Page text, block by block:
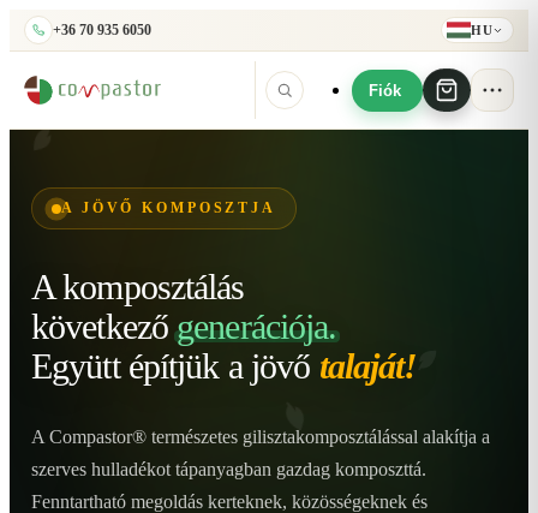
+36 70 935 6050 HU
Fiók
A JÖVŐ KOMPOSZTJA
A komposztálás
következő generációja.
Együtt építjük a jövő talaját!
A Compastor® természetes gilisztakomposztálással alakítja a
szerves hulladékot tápanyagban gazdag komposzttá.
Fenntartható megoldás kerteknek, közösségeknek és